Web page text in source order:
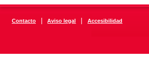
Contacto | Aviso legal | Accesibilidad